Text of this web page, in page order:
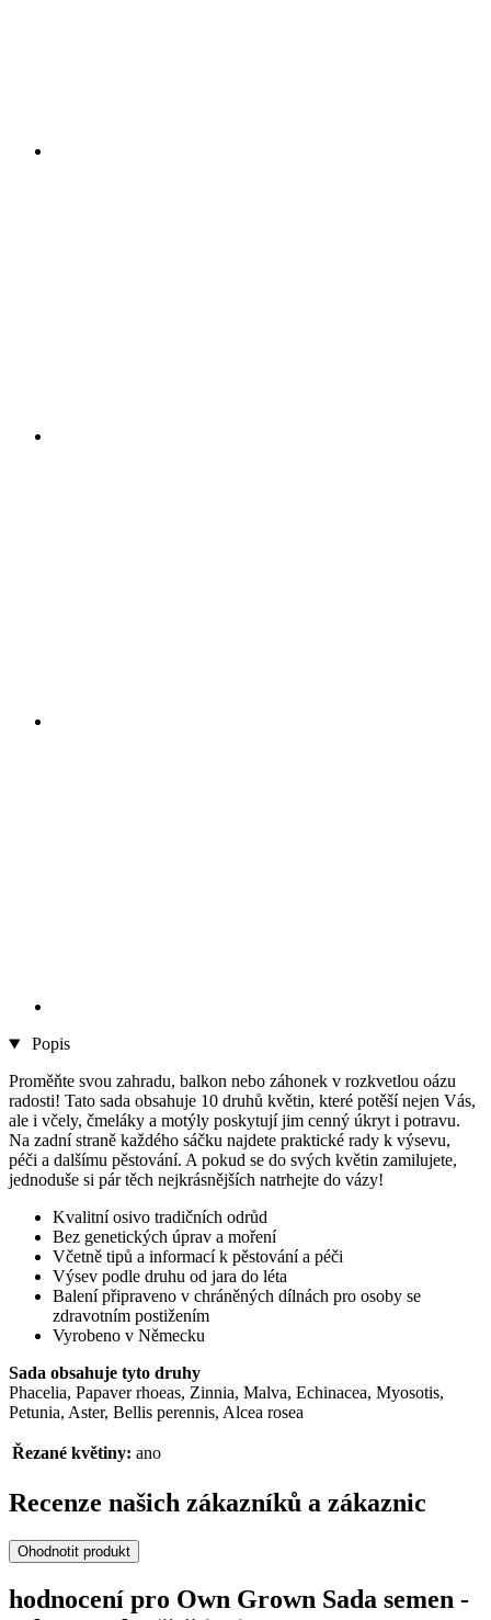
Popis
Proměňte svou zahradu, balkon nebo záhonek v rozkvetlou oázu
radosti! Tato sada obsahuje 10 druhů květin, které potěší nejen Vás,
ale i včely, čmeláky a motýly poskytují jim cenný úkryt i potravu.
Na zadní straně každého sáčku najdete praktické rady k výsevu,
péči a dalšímu pěstování. A pokud se do svých květin zamilujete,
jednoduše si pár těch nejkrásnějších natrhejte do vázy!
Kvalitní osivo tradičních odrůd
Bez genetických úprav a moření
Včetně tipů a informací k pěstování a péči
Výsev podle druhu od jara do léta
Balení připraveno v chráněných dílnách pro osoby se
zdravotním postižením
Vyrobeno v Německu
Sada obsahuje tyto druhy
Phacelia, Papaver rhoeas, Zinnia, Malva, Echinacea, Myosotis,
Petunia, Aster, Bellis perennis, Alcea rosea
Řezané květiny: ano
Recenze našich zákazníků a zákaznic
Ohodnotit produkt
hodnocení pro Own Grown Sada semen -